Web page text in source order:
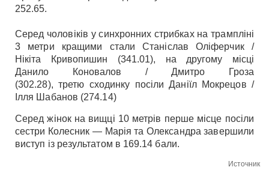
252.65.
Серед чоловіків у синхронних стрибках на трампліні
3 метри кращими стали Станіслав Оліферчик /
Нікіта Кривопишин (341.01), на другому місці
Данило Коновалов / Дмитро Гроза
(302.28), третю сходинку посіли Даніїл Мокрецов /
Ілля Шабанов (274.14)
Серед жінок на вищці 10 метрів перше місце посіли
сестри Колесник — Марія та Олександра завершили
виступ із результатом в 169.14 бали.
Источник